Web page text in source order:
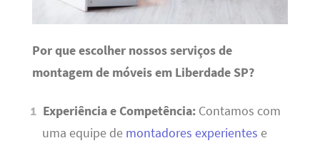
Por que escolher nossos serviços de
montagem de móveis em Liberdade SP?
Experiência e Competência: Contamos com
uma equipe de montadores experientes e